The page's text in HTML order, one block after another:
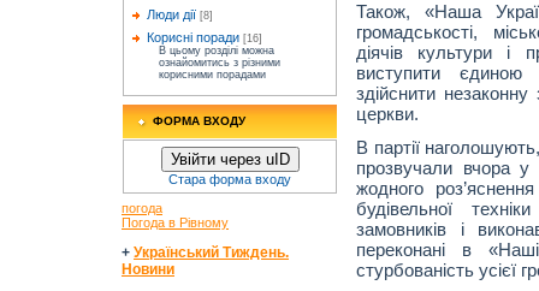
Люди дії [8]
Корисні поради [16]
В цьому розділі можна
ознайомитись з різними
корисними порадами
ФОРМА ВХОДУ
Увійти через uID
Стара форма входу
погода
Погода в Рівному
+ Український Тиждень.
Новини
Також, «Наша
громадськості,
діячів культури і
виступити
здійснити
церкви.
В партії
прозвучали вчора у
жодного
будівельної
замовників і
переконані в
стурбованість усієї